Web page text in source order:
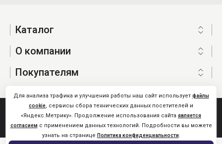
Каталог
О компании
Покупателям
Nistone.Ru © 2026
Карта сайта
Для анализа трафика и улучшения работы наш сайт использует файлы
cookie, сервисы сбора технических данных посетителей и
«Яндекс.Метрику». Продолжение использования сайта является
согласием с применением данных технологий. Подробности вы можете
узнать на странице Политика конфиденциальности.